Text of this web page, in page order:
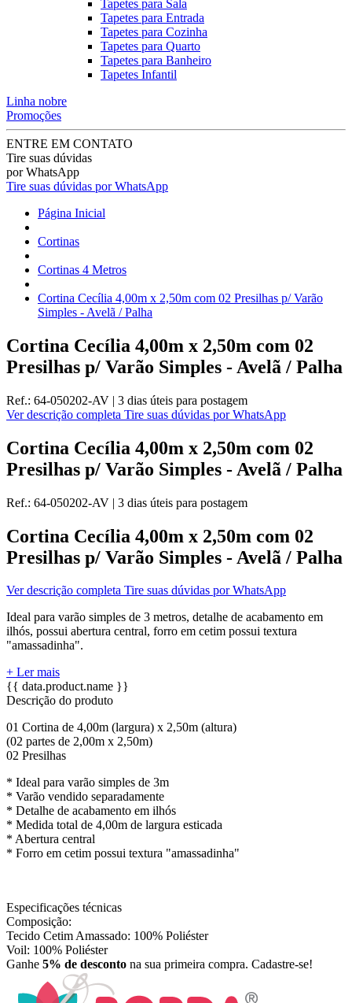
Tapetes para Sala
Tapetes para Entrada
Tapetes para Cozinha
Tapetes para Quarto
Tapetes para Banheiro
Tapetes Infantil
Linha nobre
Promoções
ENTRE EM CONTATO
Tire suas dúvidas
por WhatsApp
Tire suas dúvidas por WhatsApp
Página Inicial
Cortinas
Cortinas 4 Metros
Cortina Cecília 4,00m x 2,50m com 02 Presilhas p/ Varão
Simples - Avelã / Palha
Cortina Cecília 4,00m x 2,50m com 02
Presilhas p/ Varão Simples - Avelã / Palha
Ref.: 64-050202-AV | 3 dias úteis para postagem
Ver descrição completa Tire suas dúvidas por WhatsApp
Cortina Cecília 4,00m x 2,50m com 02
Presilhas p/ Varão Simples - Avelã / Palha
Ref.: 64-050202-AV | 3 dias úteis para postagem
Cortina Cecília 4,00m x 2,50m com 02
Presilhas p/ Varão Simples - Avelã / Palha
Ver descrição completa Tire suas dúvidas por WhatsApp
Ideal para varão simples de 3 metros, detalhe de acabamento em
ilhós, possui abertura central, forro em cetim possui textura
"amassadinha".
+ Ler mais
{{ data.product.name }}
Descrição do produto
01 Cortina de 4,00m (largura) x 2,50m (altura)
(02 partes de 2,00m x 2,50m)
02 Presilhas
* Ideal para varão simples de 3m
* Varão vendido separadamente
* Detalhe de acabamento em ilhós
* Medida total de 4,00m de largura esticada
* Abertura central
* Forro em cetim possui textura "amassadinha"
Especificações técnicas
Composição:
Tecido Cetim Amassado: 100% Poliéster
Voil: 100% Poliéster
Ganhe 5% de desconto na sua primeira compra. Cadastre-se!